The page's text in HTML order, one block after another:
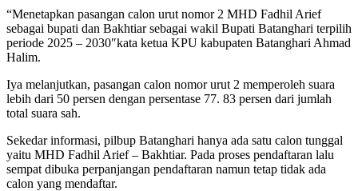
“Menetapkan pasangan calon urut nomor 2 MHD Fadhil Arief
sebagai bupati dan Bakhtiar sebagai wakil Bupati Batanghari terpilih
periode 2025 – 2030″kata ketua KPU kabupaten Batanghari Ahmad
Halim.
Iya melanjutkan, pasangan calon nomor urut 2 memperoleh suara
lebih dari 50 persen dengan persentase 77. 83 persen dari jumlah
total suara sah.
Sekedar informasi, pilbup Batanghari hanya ada satu calon tunggal
yaitu MHD Fadhil Arief – Bakhtiar. Pada proses pendaftaran lalu
sempat dibuka perpanjangan pendaftaran namun tetap tidak ada
calon yang mendaftar.